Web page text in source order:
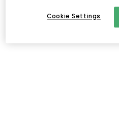
Cookie Settings